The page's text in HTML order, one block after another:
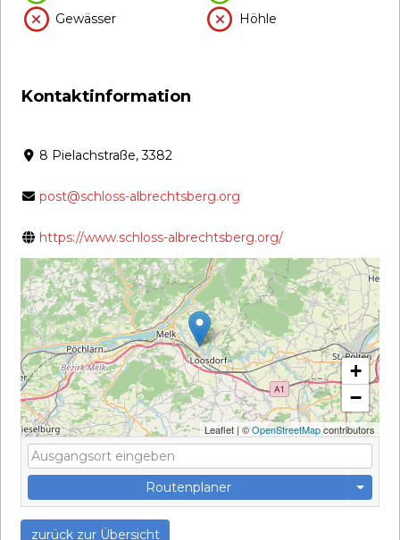
Gewässer
Höhle
Kontaktinformation
8 Pielachstraße, 3382
post@schloss-albrechtsberg.org
https://www.schloss-albrechtsberg.org/
+
−
Leaflet | ©OpenStreetMapcontributors
Routenplaner
zurück zur Übersicht